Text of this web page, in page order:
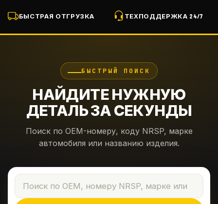
БЫСТРАЯ ОТГРУЗКА ТЕХПОДДЕРЖКА 24/7
БЫСТРЫЙ ПОИСК
НАЙДИТЕ НУЖНУЮ
ДЕТАЛЬ ЗА СЕКУНДЫ
Поиск по OEM-номеру, коду NRSP, марке
автомобиля или названию изделия.